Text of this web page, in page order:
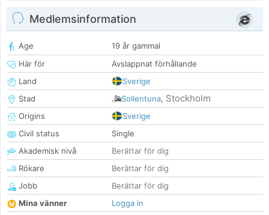
Medlemsinformation
Age
19 år gammal
Här för
Avslappnat förhållande
Land
Sverige
Stad
Sollentuna, Stockholm
Origins
Sverige
Civil status
Single
Akademisk nivå
Berättar för dig
Rökare
Berättar för dig
Jobb
Berättar för dig
Mina vänner
Logga in